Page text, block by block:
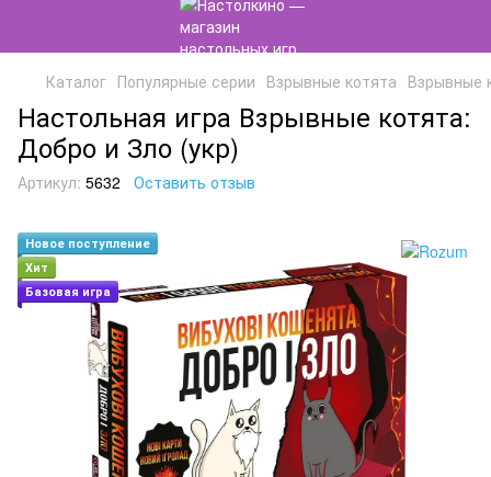
Каталог Популярные серии Взрывные котята Взрывные
Настольная игра Взрывные котята:
Добро и Зло (укр)
Артикул: 5632 Оставить отзыв
Новое поступление
Хит
Базовая игра